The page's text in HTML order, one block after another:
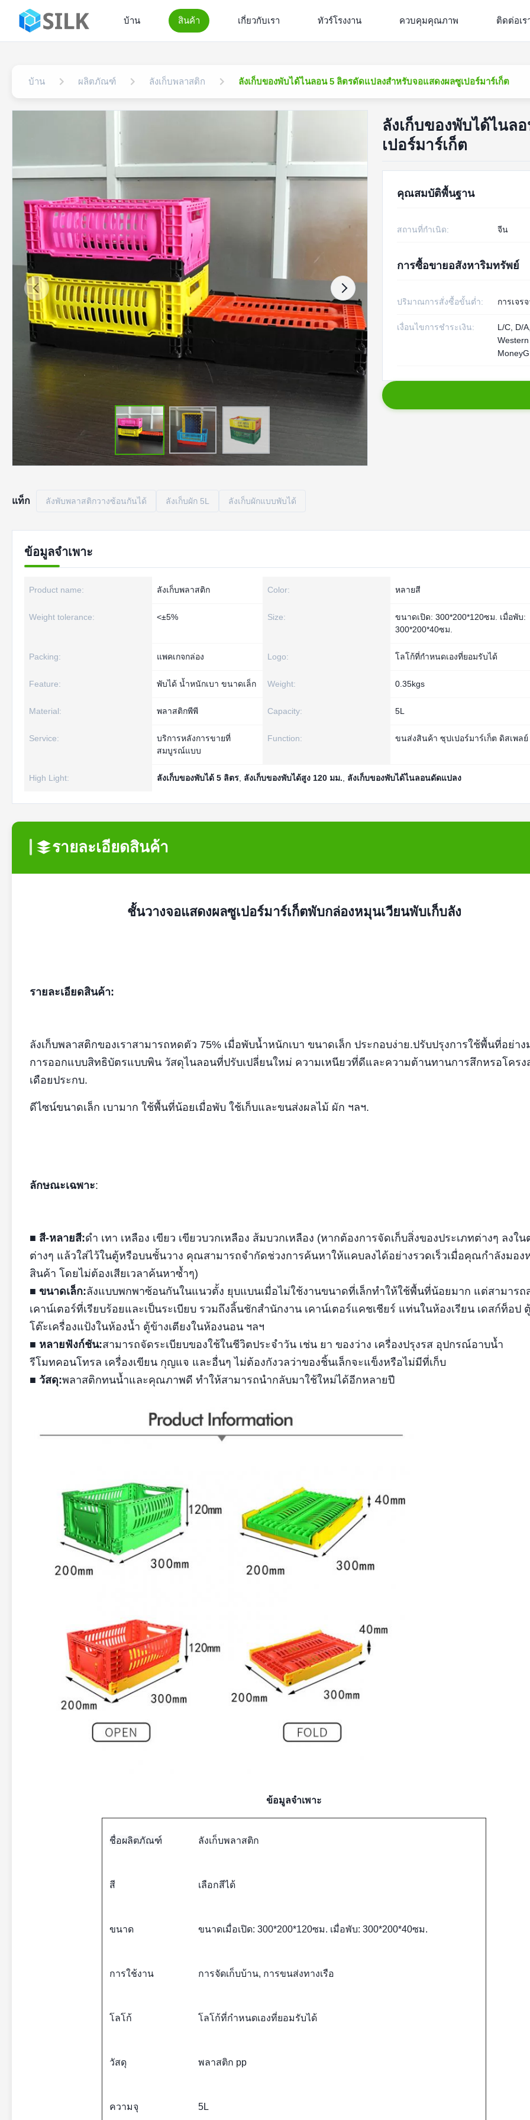
บ้าน สินค้า เกี่ยวกับเรา ทัวร์โรงงาน ควบคุมคุณภาพ ติดต่อเร
บ้าน ผลิตภัณฑ์ ลังเก็บพลาสติก ลังเก็บของพับได้ไนลอน 5 ลิตรดัดแปลงสำหรับจอแสดงผลซูเปอร์มาร์เก็ต
ลังเก็บของพับได้ไนล
เปอร์มาร์เก็ต
คุณสมบัติพื้นฐาน
สถานที่กำเนิด: จีน
การซื้อขายอสังหาริมทรัพย์
ปริมาณการสั่งซื้อขั้นต่ำ: การเจร
เงื่อนไขการชำระเงิน:
L/C, D/
แท็ก ลังพับพลาสติกวางซ้อนกันได้ ลังเก็บผัก 5L ลังเก็บผักแบบพับได้
ข้อมูลจำเพาะ
Product name: ลังเก็บพลาสติก Color: หลายสี
Weight tolerance: <±5% Size:
ขนาดเปิด: 300*200*120ซม. เมื่อพับ:
300*200*40ซม.
Packing: แพคเกจกล่อง Logo: โลโก้ที่กำหนดเองที่ยอมรับได้
Feature: พับได้ น้ำหนักเบา ขนาดเล็ก Weight: 0.35kgs
Material: พลาสติกพีพี Capacity: 5L
Service:
บริการหลังการขายที่
สมบูรณ์แบบ
Function: ขนส่งสินค้า ซุปเปอร์มาร์เก็ต ดิสเพลย์
High Light: ลังเก็บของพับได้ 5 ลิตร ลังเก็บของพับได้สูง 120 มม. ลังเก็บของพับได้ไนลอนดัดแปลง
รายละเอียดสินค้า
ชั้นวางจอแสดงผลซูเปอร์มาร์เก็ตพับกล่องหมุนเวียนพับเก็บลัง
รายละเอียดสินค้า:
ลังเก็บพลาสติกของเราสามารถหดตัว 75% เมื่อพับน้ำหนักเบา ขนาดเล็ก ประกอบง่าย.ปรับปรุงการใช้พื้นที่อย่าง
การออกแบบสิทธิบัตรแบบพิน วัสดุไนลอนที่ปรับเปลี่ยนใหม่ ความเหนียวที่ดีและความต้านทานการสึกหรอโครง
เดือยประกบ.
ดีไซน์ขนาดเล็ก เบามาก ใช้พื้นที่น้อยเมื่อพับ ใช้เก็บและขนส่งผลไม้ ผัก ฯลฯ.
ลักษณะเฉพาะ:
■ สี-หลายสี:ดำ เทา เหลือง เขียว เขียวบวกเหลือง ส้มบวกเหลือง (หากต้องการจัดเก็บสิ่งของประเภทต่างๆ ลงใน
ต่างๆ แล้วใส่ไว้ในตู้หรือบนชั้นวาง คุณสามารถจำกัดช่วงการค้นหาให้แคบลงได้อย่างรวดเร็วเมื่อคุณกำลังมอง
สินค้า โดยไม่ต้องเสียเวลาค้นหาซ้ำๆ)
■ ขนาดเล็ก:ลังแบบพกพาซ้อนกันในแนวตั้ง ยุบแบนเมื่อไม่ใช้งานขนาดที่เล็กทำให้ใช้พื้นที่น้อยมาก แต่สามารถ
เคาน์เตอร์ที่เรียบร้อยและเป็นระเบียบ รวมถึงลิ้นชักสำนักงาน เคาน์เตอร์แคชเชียร์ แท่นในห้องเรียน เดสก์ท็อป
โต๊ะเครื่องแป้งในห้องน้ำ ตู้ข้างเตียงในห้องนอน ฯลฯ
■ หลายฟังก์ชัน:สามารถจัดระเบียบของใช้ในชีวิตประจำวัน เช่น ยา ของว่าง เครื่องปรุงรส อุปกรณ์อาบน้ำ
รีโมทคอนโทรล เครื่องเขียน กุญแจ และอื่นๆ ไม่ต้องกังวลว่าของชิ้นเล็กจะแข็งหรือไม่มีที่เก็บ
■ วัสดุ:พลาสติกทนน้ำและคุณภาพดี ทำให้สามารถนำกลับมาใช้ใหม่ได้อีกหลายปี
ข้อมูลจำเพาะ
ชื่อผลิตภัณฑ์ ลังเก็บพลาสติก
สี เลือกสีได้
ขนาด ขนาดเมื่อเปิด: 300*200*120ซม. เมื่อพับ: 300*200*40ซม.
การใช้งาน การจัดเก็บบ้าน, การขนส่งทางเรือ
โลโก้ โลโก้ที่กำหนดเองที่ยอมรับได้
วัสดุ พลาสติก pp
ความจุ 5L